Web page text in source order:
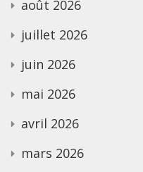
août 2026
juillet 2026
juin 2026
mai 2026
avril 2026
mars 2026